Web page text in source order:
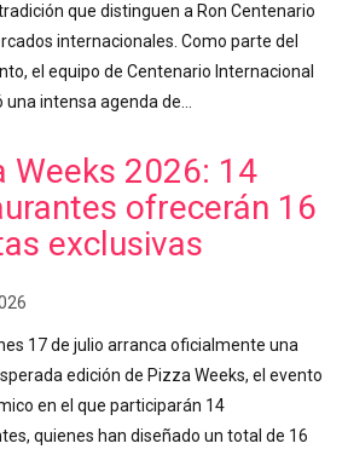
que distinguen a Ron Centenario
internacionales. Como parte del
el equipo de Centenario Internacional
una intensa agenda de…
Weeks 2026: 14
ofrecerán 16
exclusivas
17 de julio arranca oficialmente una
edición de Pizza Weeks, el evento
en el que participarán 14
quienes han diseñado un total de 16